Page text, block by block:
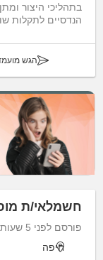
בתהליכי היצור
הנדסיים לתקלות
הגש
חשמלאי/ת
פורסם לפני 5 שעות
חיפה